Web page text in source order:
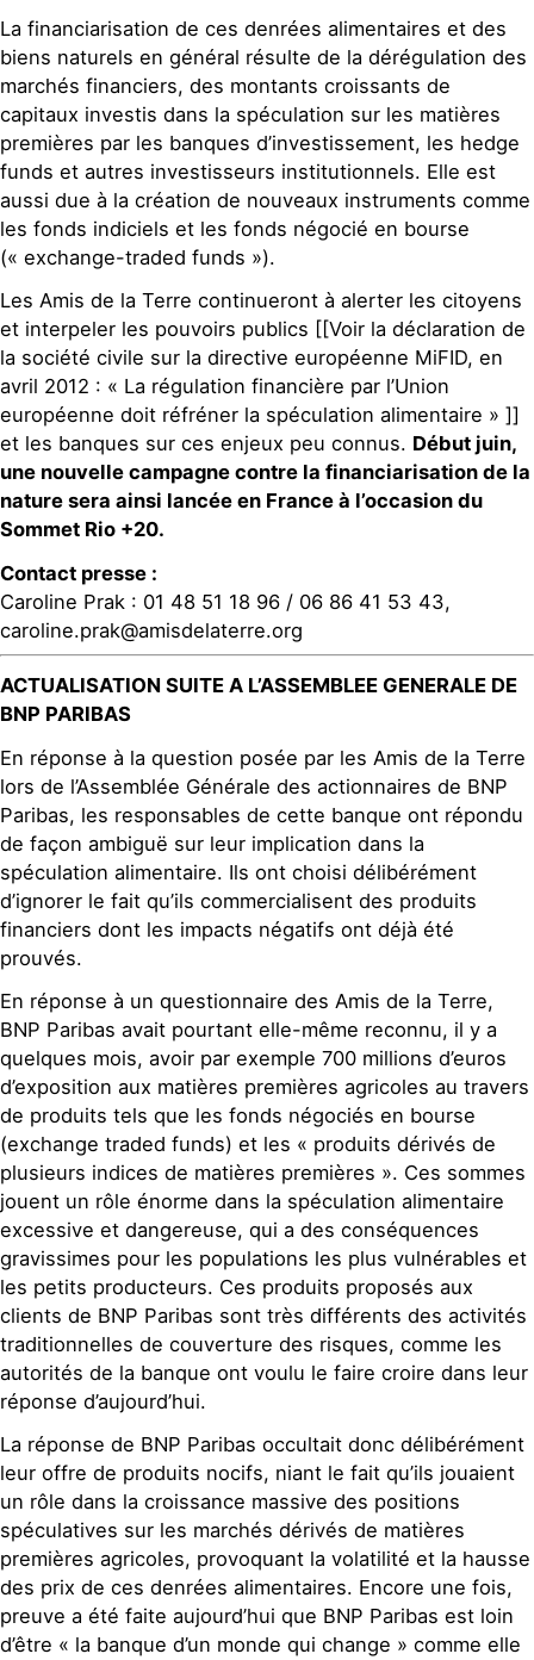
La financiarisation de ces denrées alimentaires et des
biens naturels en général résulte de la dérégulation des
marchés financiers, des montants croissants de
capitaux investis dans la spéculation sur les matières
premières par les banques d’investissement, les hedge
funds et autres investisseurs institutionnels. Elle est
aussi due à la création de nouveaux instruments comme
les fonds indiciels et les fonds négocié en bourse
(« exchange-traded funds »).
Les Amis de la Terre continueront à alerter les citoyens
et interpeler les pouvoirs publics [[Voir la déclaration de
la société civile sur la directive européenne MiFID, en
avril 2012 : « La régulation financière par l’Union
européenne doit réfréner la spéculation alimentaire » ]]
et les banques sur ces enjeux peu connus. Début juin,
une nouvelle campagne contre la financiarisation de la
nature sera ainsi lancée en France à l’occasion du
Sommet Rio +20.
Contact presse :
Caroline Prak : 01 48 51 18 96 / 06 86 41 53 43,
caroline.prak@amisdelaterre.org
ACTUALISATION SUITE A L’ASSEMBLEE GENERALE DE
BNP PARIBAS
En réponse à la question posée par les Amis de la Terre
lors de l’Assemblée Générale des actionnaires de BNP
Paribas, les responsables de cette banque ont répondu
de façon ambiguë sur leur implication dans la
spéculation alimentaire. Ils ont choisi délibérément
d’ignorer le fait qu’ils commercialisent des produits
financiers dont les impacts négatifs ont déjà été
prouvés.
En réponse à un questionnaire des Amis de la Terre,
BNP Paribas avait pourtant elle-même reconnu, il y a
quelques mois, avoir par exemple 700 millions d’euros
d’exposition aux matières premières agricoles au travers
de produits tels que les fonds négociés en bourse
(exchange traded funds) et les « produits dérivés de
plusieurs indices de matières premières ». Ces sommes
jouent un rôle énorme dans la spéculation alimentaire
excessive et dangereuse, qui a des conséquences
gravissimes pour les populations les plus vulnérables et
les petits producteurs. Ces produits proposés aux
clients de BNP Paribas sont très différents des activités
traditionnelles de couverture des risques, comme les
autorités de la banque ont voulu le faire croire dans leur
réponse d’aujourd’hui.
La réponse de BNP Paribas occultait donc délibérément
leur offre de produits nocifs, niant le fait qu’ils jouaient
un rôle dans la croissance massive des positions
spéculatives sur les marchés dérivés de matières
premières agricoles, provoquant la volatilité et la hausse
des prix de ces denrées alimentaires. Encore une fois,
preuve a été faite aujourd’hui que BNP Paribas est loin
d’être « la banque d’un monde qui change » comme elle